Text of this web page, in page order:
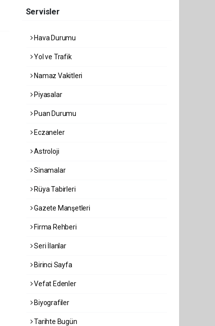
Servisler
Hava Durumu
Yol ve Trafik
Namaz Vakitleri
Piyasalar
Puan Durumu
Eczaneler
Astroloji
Sinamalar
Rüya Tabirleri
Gazete Manşetleri
Firma Rehberi
Seri İlanlar
Birinci Sayfa
Vefat Edenler
Biyografiler
Tarihte Bugün